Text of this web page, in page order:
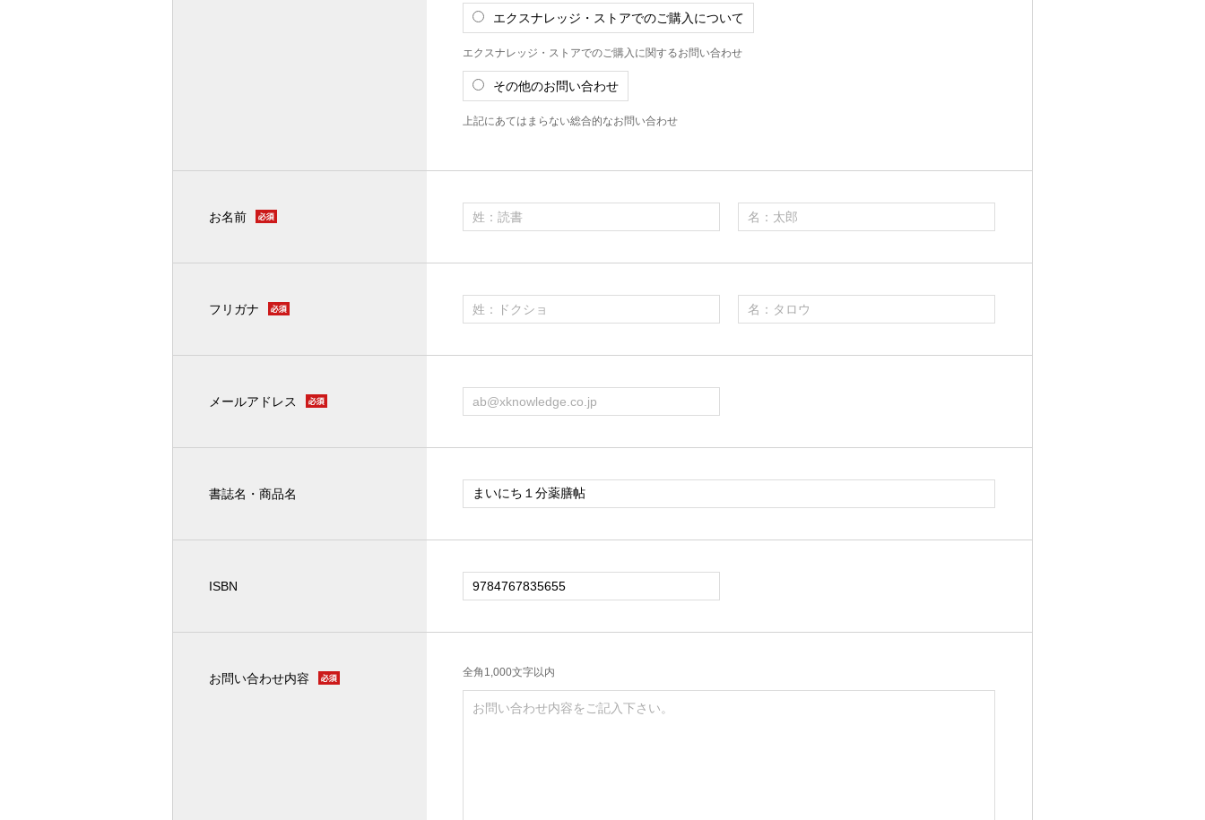
エクスナレッジ・ストアでのご購入について
エクスナレッジ・ストアでのご購入に関するお問い合わせ
その他のお問い合わせ
上記にあてはまらない総合的なお問い合わせ
お名前
フリガナ
メールアドレス
書誌名・商品名
ISBN
お問い合わせ内容 全角1,000文字以内